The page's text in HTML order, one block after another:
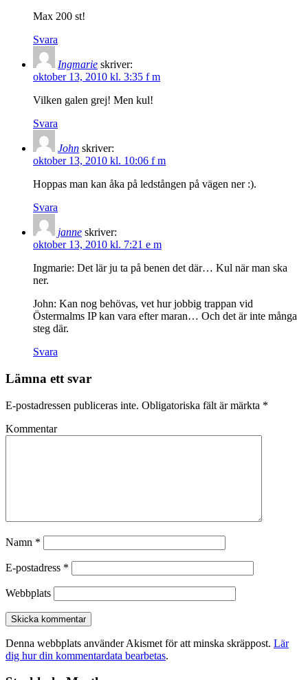
Max 200 st!
Svara
Ingmarie skriver:
oktober 13, 2010 kl. 3:35 f m
Vilken galen grej! Men kul!
Svara
John skriver:
oktober 13, 2010 kl. 10:06 f m
Hoppas man kan åka på ledstången på vägen ner :).
Svara
janne skriver:
oktober 13, 2010 kl. 7:21 e m
Ingmarie: Det lär ju ta på benen det där… Kul när man ska
ner.
John: Kan nog behövas, vet hur jobbig trappan vid
Östermalms IP kan vara efter maran… Och det är inte många
steg där.
Svara
Lämna ett svar
E-postadressen publiceras inte. Obligatoriska fält är märkta *
Kommentar
Namn *
E-postadress *
Webbplats
Denna webbplats använder Akismet för att minska skräppost. Lär
dig hur din kommentardata bearbetas.